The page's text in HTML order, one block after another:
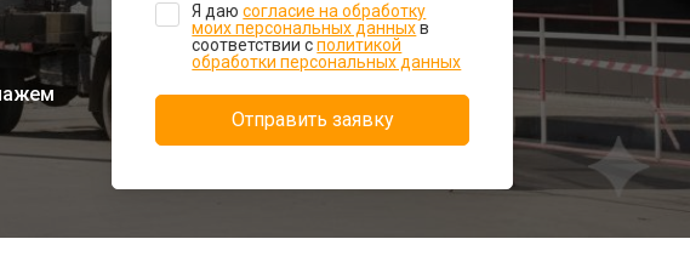
Я даюсогласие на обработку
моих персональных данныхв
соответствии сполитикой
обработки персональных данных
Отправить заявку